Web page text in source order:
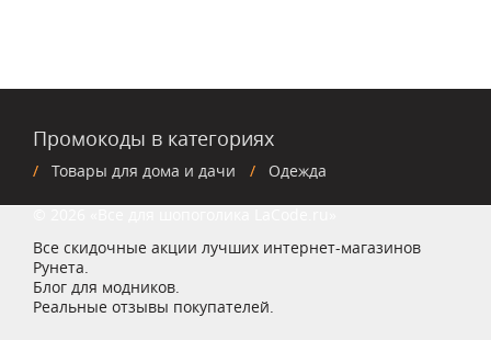
Промокоды в категориях
Товары для дома и дачи Одежда
Все скидочные акции лучших интернет-магазинов
Рунета.
Блог для модников.
Реальные отзывы покупателей.